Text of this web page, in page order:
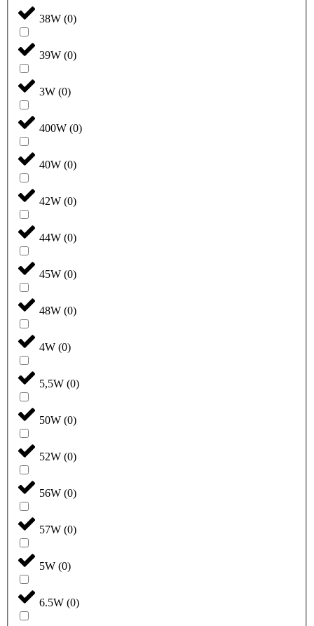
38W (0)
39W (0)
3W (0)
400W (0)
40W (0)
42W (0)
44W (0)
45W (0)
48W (0)
4W (0)
5,5W (0)
50W (0)
52W (0)
56W (0)
57W (0)
5W (0)
6.5W (0)